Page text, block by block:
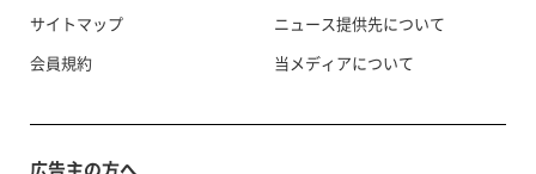
サイトマップ
会員規約
ニュース提供先について
当メディアについて